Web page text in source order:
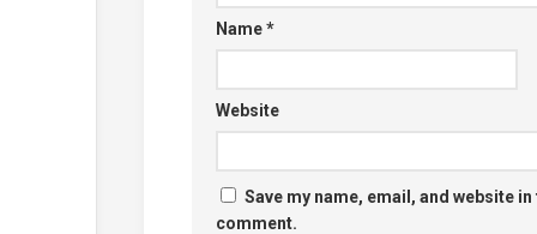
Name*
Website
Save my name, email, and website
comment.